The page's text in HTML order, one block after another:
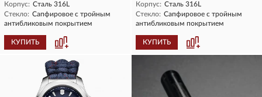
Корпус: Сталь 316L
Стекло: Сапфировое с тройным
антибликовым покрытием
КУПИТЬ
Корпус: Сталь 316L
Стекло: Сапфировое с тройным
антибликовым покрытием
КУПИТЬ